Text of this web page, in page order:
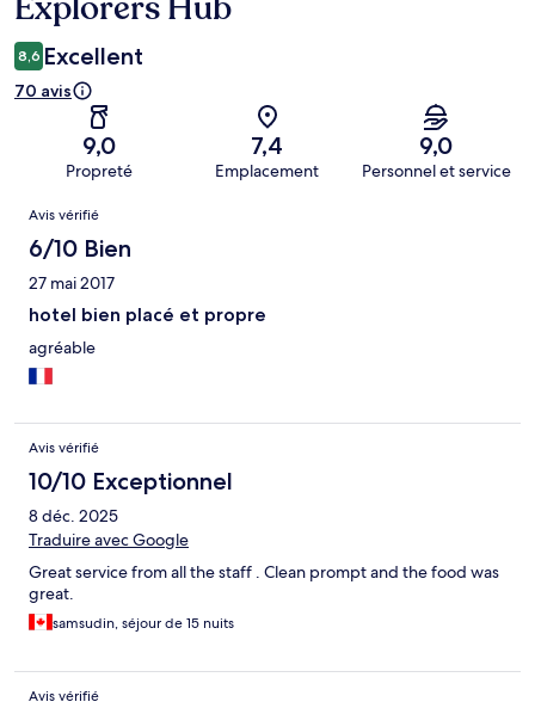
8,6 Excellent
70 avis
9,0
Propreté
7,4
Emplacement
9,0
Personnel et service
Avis
Avis vérifié
6/10 Bien
27 mai 2017
hotel bien placé et propre
agréable
Avis vérifié
10/10 Exceptionnel
8 déc. 2025
Traduire avec Google
Great service from all the staff . Clean prompt and the food was
great.
samsudin, séjour de 15 nuits
Avis vérifié